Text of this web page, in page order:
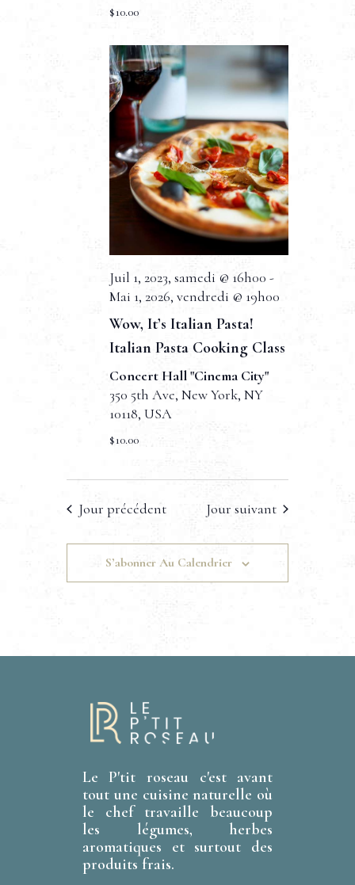
e
n
t
s
$10.00
Juil 1, 2023, samedi @ 16h00 -
Mai 1, 2026, vendredi @ 19h00
Wow, It’s Italian Pasta!
Italian Pasta Cooking Class
Concert Hall "Cinema City"
350 5th Ave, New York, NY
10118, USA
$10.00
Jour précédent Jour suivant
S’abonner Au Calendrier
Le P'tit roseau c'est avant
tout une cuisine naturelle où
le chef travaille beaucoup
les légumes, herbes
aromatiques et surtout des
produits frais.